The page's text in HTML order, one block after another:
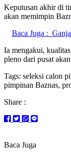
Keputusan akhir di
akan memimpin
Baca Juga :
Ia mengakui,
pleno dari pusat
Tags: seleksi calon
pimpinan Baznas,
Share :
Baca Juga